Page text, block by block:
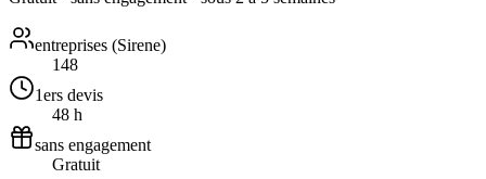
entreprises (Sirene)
148
1ers devis
48 h
sans engagement
Gratuit